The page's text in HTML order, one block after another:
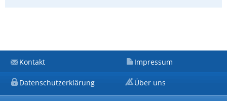
Kontakt Impressum
Datenschutzerklärung Über uns